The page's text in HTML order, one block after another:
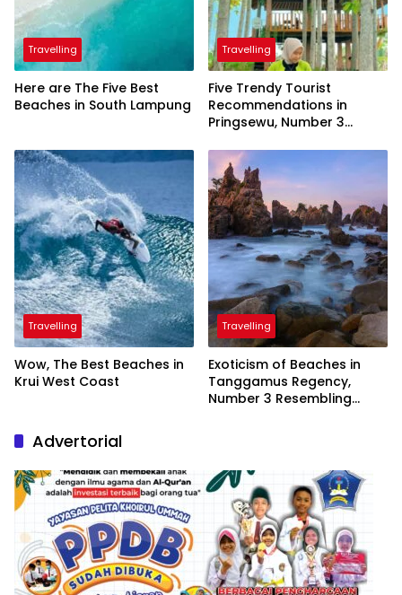
Travelling
Here are The Five Best
Beaches in South Lampung
Travelling
Five Trendy Tourist
Recommendations in
Pringsewu, Number 3
President
Travelling
Wow, The Best Beaches in
Krui West Coast
Travelling
Exoticism of Beaches in
Tanggamus Regency,
Number 3 Resembling
Advertorial